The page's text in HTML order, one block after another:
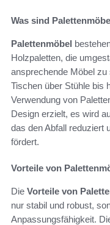
Was sind
Palettenmöbel
Holzpaletten, die
ansprechende Möbel
Tischen über Stühle bis
Verwendung von
Design erzielt, es wird
das den Abfall reduziert
fördert.
Vorteile von
Die Vorteile von
nur stabil und robust,
Anpassungsfähigkeit.